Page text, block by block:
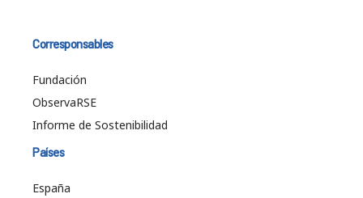
Corresponsables
Fundación
ObservaRSE
Informe de Sostenibilidad
Países
España